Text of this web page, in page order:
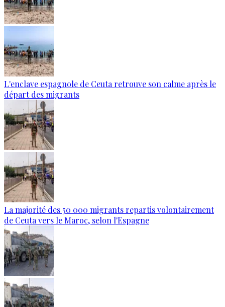
L'enclave espagnole de Ceuta retrouve son calme après le
départ des migrants
La majorité des 50 000 migrants repartis volontairement
de Ceuta vers le Maroc, selon l'Espagne